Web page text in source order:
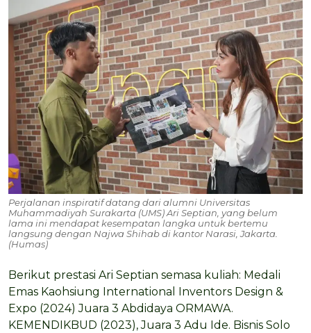
Perjalanan inspiratif datang dari alumni Universitas
Muhammadiyah Surakarta (UMS) Ari Septian, yang belum
lama ini mendapat kesempatan langka untuk bertemu
langsung dengan Najwa Shihab di kantor Narasi, Jakarta.
(Humas)
Berikut prestasi Ari Septian semasa kuliah: Medali
Emas Kaohsiung International Inventors Design &
Expo (2024) Juara 3 Abdidaya ORMAWA.
KEMENDIKBUD (2023), Juara 3 Adu Ide. Bisnis Solo